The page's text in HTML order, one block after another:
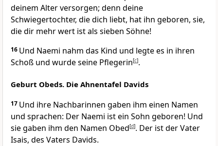
deinem Alter versorgen; denn deine
Schwiegertochter, die dich liebt, hat ihn geboren, sie,
die dir mehr wert ist als sieben Söhne!
16 Und Naemi nahm das Kind und legte es in ihren
Schoß und wurde seine Pflegerin[c].
Geburt Obeds. Die Ahnentafel Davids
17 Und ihre Nachbarinnen gaben ihm einen Namen
und sprachen: Der Naemi ist ein Sohn geboren! Und
sie gaben ihm den Namen Obed[d]. Der ist der Vater
Isais, des Vaters Davids.